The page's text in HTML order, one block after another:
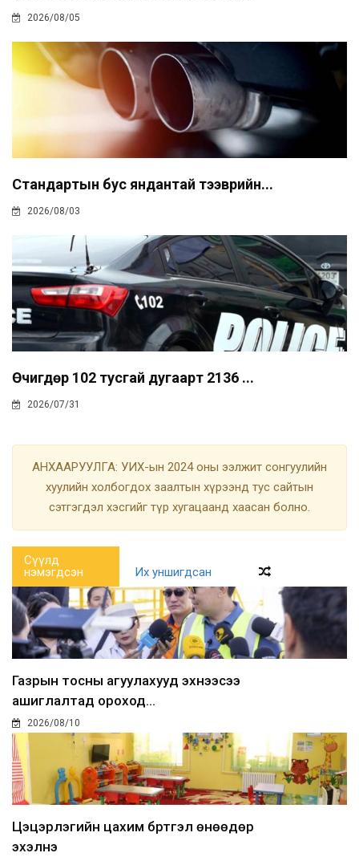
2026/08/05
Стандартын бус яндантай тээврийн...
2026/08/03
Өчигдөр 102 тусгай дугаарт 2136 ...
2026/07/31
АНХААРУУЛГА: УИХ-ын 2024 оны ээлжит сонгуулийн
хуулийн холбогдох заалтын хүрээнд тус сайтын
сэтгэгдэл хэсгийг түр хугацаанд хаасан болно.
Сүүлд
нэмэгдсэн
Их уншигдсан
Газрын тосны агуулахууд эхнээсээ
ашиглалтад ороход...
2026/08/10
Цэцэрлэгийн цахим бүртгэл өнөөдөр
эхэлнэ